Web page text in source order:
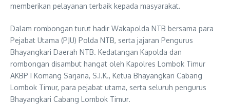
memberikan pelayanan terbaik kepada masyarakat.
Dalam rombongan turut hadir Wakapolda NTB bersama para
Pejabat Utama (PJU) Polda NTB, serta jajaran Pengurus
Bhayangkari Daerah NTB. Kedatangan Kapolda dan
rombongan disambut hangat oleh Kapolres Lombok Timur
AKBP I Komang Sarjana, S.I.K., Ketua Bhayangkari Cabang
Lombok Timur, para pejabat utama, serta seluruh pengurus
Bhayangkari Cabang Lombok Timur.